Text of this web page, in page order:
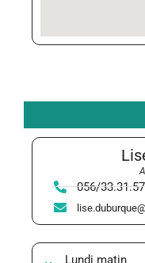
056/
Lundi matin